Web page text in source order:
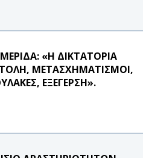
«Η ΔΙΚΤΑΤΟΡΙΑ
ΜΕΤΑΣΧΗΜΑΤΙΣΜΟΙ,
ΕΞΕΓΕΡΣΗ».